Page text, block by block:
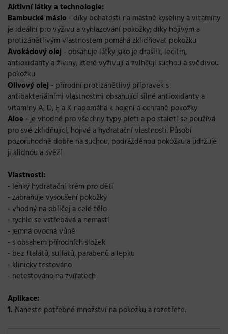
Aktivní látky a technologie:
Bambucké máslo - díky bohatosti na mastné kyseliny a vitamíny
je ideální pro výživu a vyhlazování pokožky; díky hojivým a
protizánětlivým vlastnostem pomáhá zklidňovat pokožku
Avokádový olej - obsahuje látky jako je draslík, lecitin,
antioxidanty a živiny, které vyživují a zvlhčují suchou a svědivou
pokožku
Olivový olej - přírodní protizánětlivý přípravek s
antibakteriálními vlastnostmi obsahující silné antioxidanty a
vitamíny A, D, E a K napomáhá k hojení a ochraně pokožky
Aloe - je vhodné pro všechny typy pleti a po staletí se používá
pro své zklidňující, hojivé a hydratační vlastnosti. Působí
pozoruhodně dobře na suchou, podrážděnou pokožku a udržuje
ji klidnou a svěží
Vlastnosti:
- lehký hydratační krém pro děti
- zabraňuje vysoušení pokožky
- vhodný na obličej a celé tělo
- rychle se vstřebává a nemastí
- jemná ovocná vůně
- s obsahem přírodních složek
- bez ftalátů, sulfátů, parabenů a lepku
- klinicky testováno
- netestováno na zvířatech
Aplikace:
1. Naneste potřebné množství na pokožku a rozetřete.